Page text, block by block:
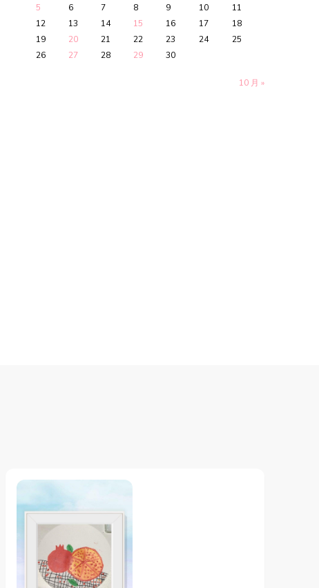
5
6 7 8 9 10
11
12
13 14 15 16 17
18
19
20 21 22 23 24
25
26
27 28 29 30
10 月 »